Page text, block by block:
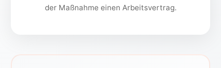
der Maßnahme einen Arbeitsvertrag.